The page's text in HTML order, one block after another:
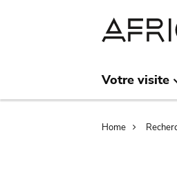
Votre visite
Home